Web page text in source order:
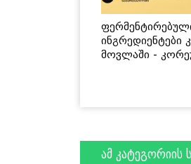
ინგრედიენტები
მოვლაში -
ამ კატეგორიის